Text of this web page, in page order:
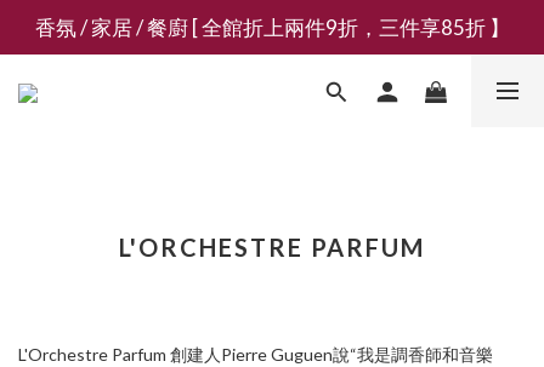
新會員募集現領抵用千元購物金
香氛 / 家居 / 餐廚 [ 全館折上兩件9折，三件享85折 】
新會員募集現領抵用千元購物金
L'ORCHESTRE PARFUM
L'Orchestre Parfum 創建人Pierre Guguen說“我是調香師和音樂